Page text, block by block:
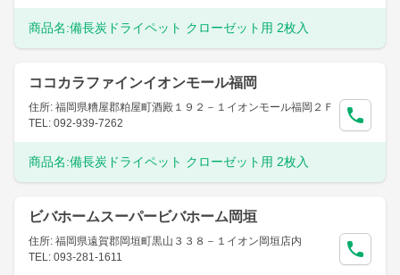
商品名:備長炭ドライペット クローゼット用 2枚入
ココカラファインイオンモール福岡
住所: 福岡県糟屋郡粕屋町酒殿１９２－１イオンモール福岡２Ｆ
TEL: 092-939-7262
商品名:備長炭ドライペット クローゼット用 2枚入
ビバホームスーパービバホーム岡垣
住所: 福岡県遠賀郡岡垣町黒山３３８－１イオン岡垣店内
TEL: 093-281-1611